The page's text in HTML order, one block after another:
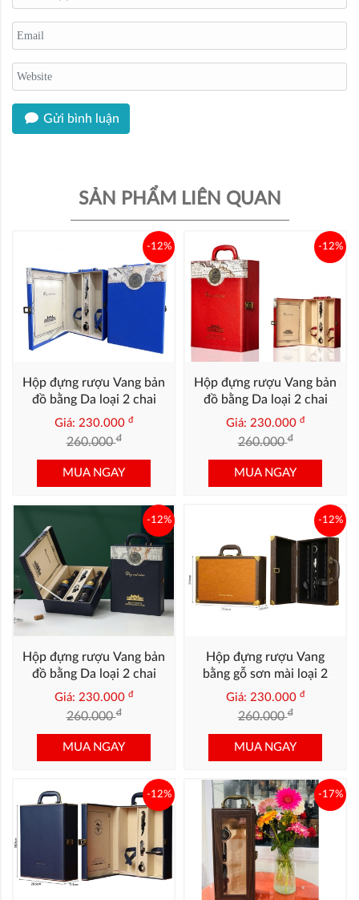
Gửi bình luận
SẢN PHẨM LIÊN QUAN
Hộp đựng rượu Vang bản
đồ bằng Da loại 2 chai
màu Xanh dương
Giá: 230.000 đ
260.000đ
-12%
MUA NGAY
Hộp đựng rượu Vang bản
đồ bằng Da loại 2 chai
màu Đỏ
Giá: 230.000 đ
260.000đ
-12%
MUA NGAY
Hộp đựng rượu Vang bản
đồ bằng Da loại 2 chai
xanh Navy
Giá: 230.000 đ
260.000đ
-12%
MUA NGAY
Hộp đựng rượu Vang
bằng gỗ sơn mài loại 2
chai mặt da bo góc
Giá: 230.000 đ
260.000đ
-12%
MUA NGAY
-12% -17%